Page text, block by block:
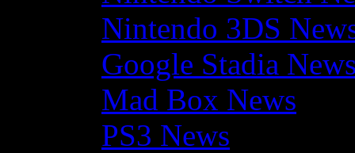
Nintendo 3DS
Google Stadia
Mad Box News
PS3 News